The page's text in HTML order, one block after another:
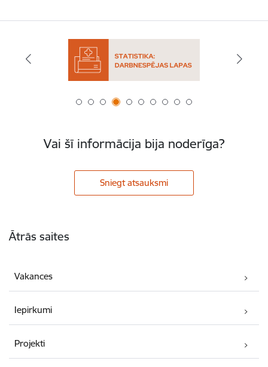
Vai šī informācija bija noderīga?
Sniegt atsauksmi
Ātrās saites
Vakances
Iepirkumi
Projekti